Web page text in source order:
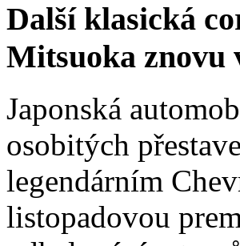
Další klasická
Mitsuoka znovu
Japonská
osobitých
legendárním
listopadovou